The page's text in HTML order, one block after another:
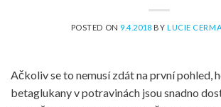
POSTED ON 9.4.2018 BY LUCIE
Ačkoliv se to nemusí zdát na první pohled,
betaglukany v potravinách jsou snadno